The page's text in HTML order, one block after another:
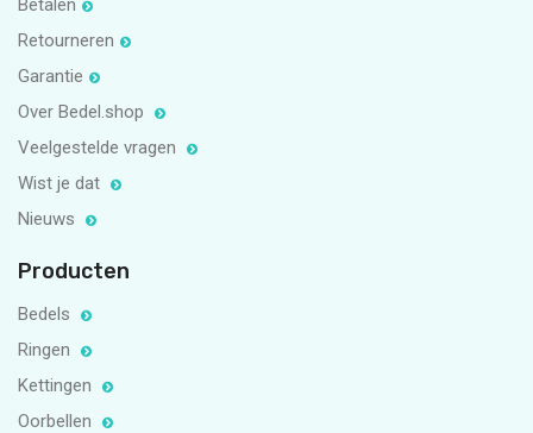
Betalen
Retourneren
Garantie
Over Bedel.shop
Veelgestelde vragen
Wist je dat
Nieuws
Producten
Bedels
Ringen
Kettingen
Oorbellen